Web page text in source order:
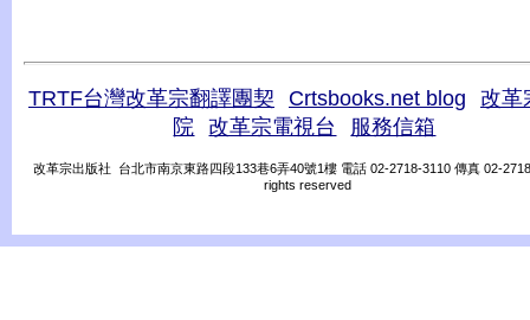
TRTF台灣改革宗翻譯團契 Crtsbooks.net blog
改革
院
改革宗電視台 服務信箱
改革宗出版社 台北市南京東路四段133巷6弄40號1樓 電話 02-2718-3110 傳真 02-
rights reserved